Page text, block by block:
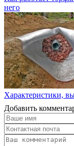
него
Характеристики,
Добавить